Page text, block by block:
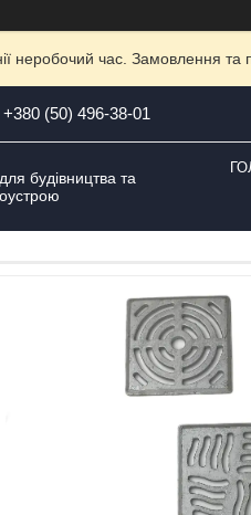
неробочий час. Замовлення
+380 (50) 496-38-01
будівництва та